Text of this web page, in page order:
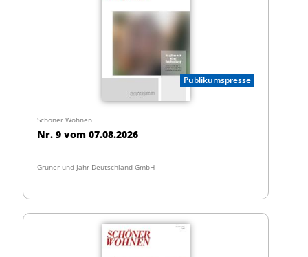
Publikumspresse
Schöner Wohnen
Nr. 9 vom 07.08.2026
Gruner und Jahr Deutschland GmbH